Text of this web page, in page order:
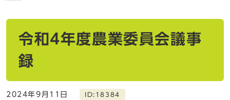
令和4年度農業委員会議事
録
2024年9月11日 ID:18384